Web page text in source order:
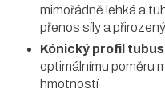
mimořádně lehká a
přenos síly a
Kónický profil
optimálnímu poměru
hmotností